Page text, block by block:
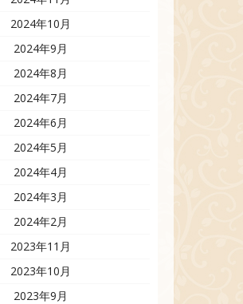
2024年10月
2024年9月
2024年8月
2024年7月
2024年6月
2024年5月
2024年4月
2024年3月
2024年2月
2023年11月
2023年10月
2023年9月